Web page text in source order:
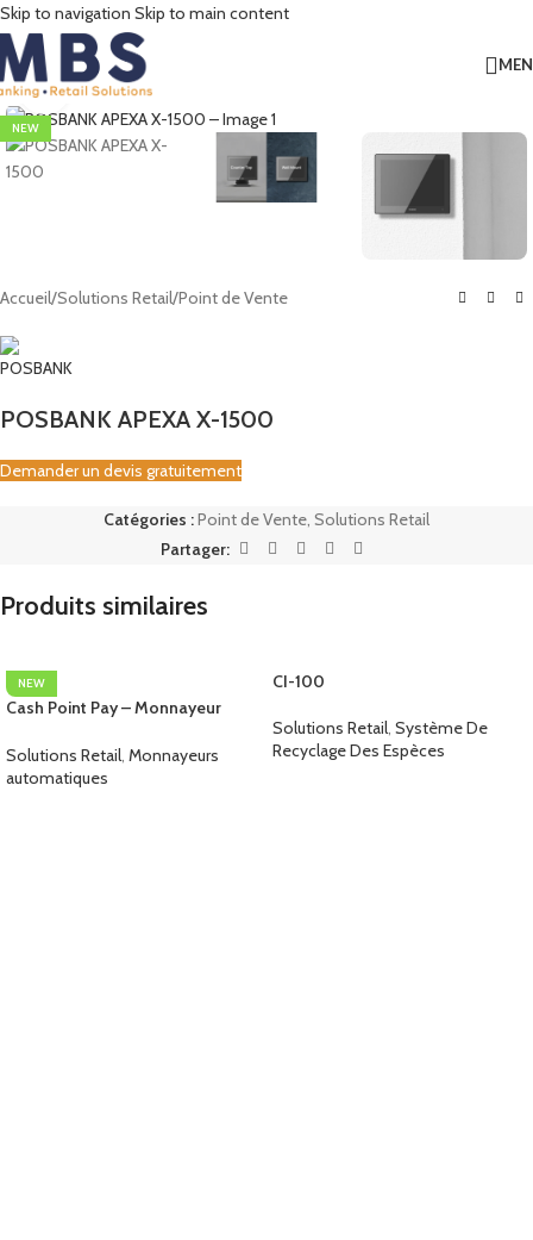
Skip to navigation Skip to main content
NEW
Click to enlarge
Accueil/Solutions Retail/Point de Vente
POSBANK APEXA X-1500
Demander un devis gratuitement
Catégories :Point de Vente, Solutions Retail
Partager:
Produits similaires
NEW
Cash Point Pay – Monnayeur
Solutions Retail, Monnayeurs
automatiques
CI-100
Solutions Retail, Système De
Recyclage Des Espèces